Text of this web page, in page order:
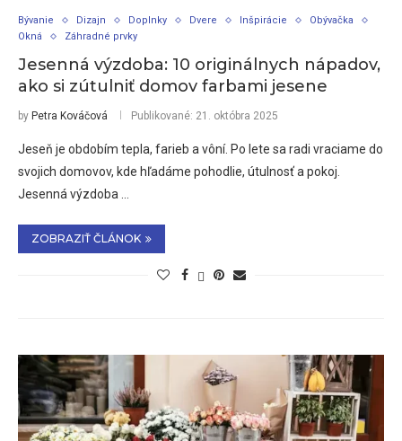
Bývanie Dizajn Doplnky Dvere Inšpirácie
Obývačka
Okná
Záhradné prvky
Jesenná výzdoba: 10 originálnych nápadov,
ako si zútulniť domov farbami jesene
by Petra Kováčová Publikované: 21. októbra 2025
Jeseň je obdobím tepla, farieb a vôní. Po lete sa radi vraciame do
svojich domovov, kde hľadáme pohodlie, útulnosť a pokoj.
Jesenná výzdoba …
ZOBRAZIŤ ČLÁNOK